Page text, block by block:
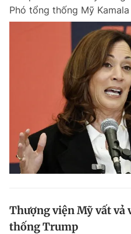
Phó tổng thống Mỹ
Thượng viện Mỹ vất vả
thống Trump